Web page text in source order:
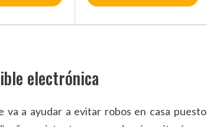
electrónica
va a ayudar a evitar robos en casa puesto